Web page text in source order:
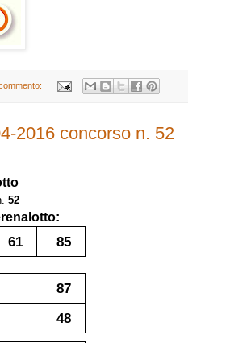
2016 concorso n. 52
52
61 85
87
48